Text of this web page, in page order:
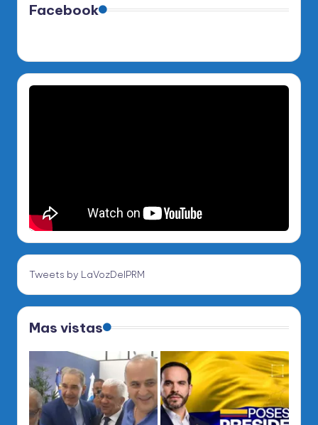
Facebook
Tweets by LaVozDelPRM
Mas vistas